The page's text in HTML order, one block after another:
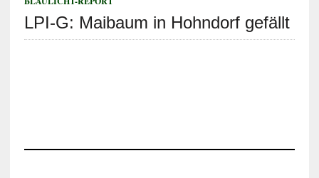
LPI-G: Maibaum in Hohndorf gefällt